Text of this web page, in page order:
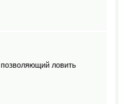
ловить